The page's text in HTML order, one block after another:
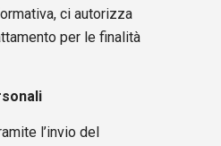
ci autorizza
per le finalità
l’invio del